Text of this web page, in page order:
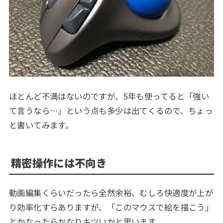
ほとんど不満はないのですが、5年も使ってると「強い
て言うなら…」という点も多少は出てくるので、ちょっ
と書いてみます。
精密操作には不向き
動画編集くらいだったら全然余裕、むしろ快適度が上が
り効率化すらありますが、「このマウスで絵を描こう」